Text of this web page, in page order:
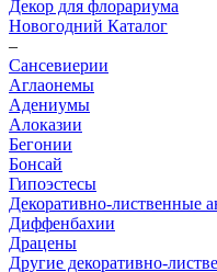
Декор для флорариума
Новогодний Каталог
–
Сансевиерии
Аглаонемы
Адениумы
Алоказии
Бегонии
Бонсай
Гипоэстесы
Декоративно-лиственные
Диффенбахии
Драцены
Другие декоративно-